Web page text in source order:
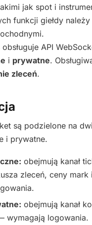
jak spot i
funkcji giełdy
API
i prywatne.
zleceń.
są podzielone na
i prywatne.
obejmują kanał
zleceń, ceny
obejmują kanał
wymagają logowania.